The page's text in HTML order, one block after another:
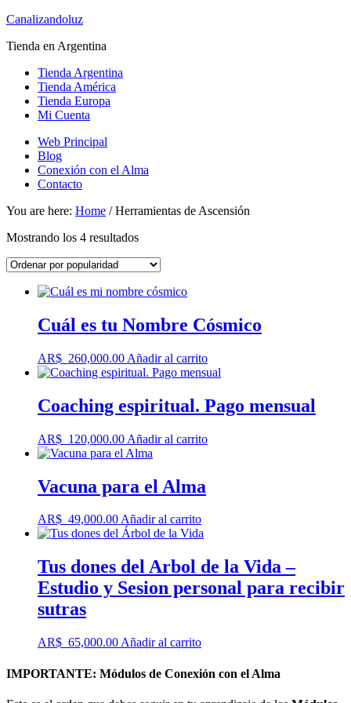
Canalizandoluz
Tienda en Argentina
Tienda Argentina
Tienda América
Tienda Europa
Mi Cuenta
Web Principal
Blog
Conexión con el Alma
Contacto
You are here: Home /Herramientas de Ascensión
Mostrando los 4 resultadosOrdenado
popularidad
Cuál es tu Nombre Cósmico
AR$ 260,000.00 Añadir al carrito
Coaching espiritual. Pago mensual
AR$ 120,000.00 Añadir al carrito
Vacuna para el Alma
AR$ 49,000.00Añadir al carrito
Tus dones del Arbol de la Vida –
Estudio y Sesion personal para recibir
sutras
AR$ 65,000.00 Añadir al carrito
IMPORTANTE: Módulos de Conexión con el Alma